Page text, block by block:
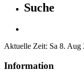
Suche
Aktuelle Zeit: Sa 8. Aug
Information